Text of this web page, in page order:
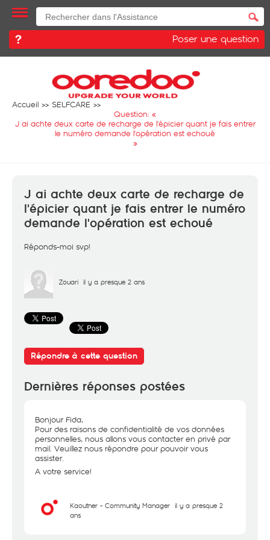
Poser une question
Accueil
SELFCARE
Question: «
J ai achte deux carte de recharge de l'épicier quant je fais entrer
le numéro demande l'opération est echoué
»
J ai achte deux carte de recharge de
l'épicier quant je fais entrer le numéro
demande l'opération est echoué
Réponds-moi svp!
Zouari il y a presque 2 ans
Répondre à cette question
Dernières réponses postées
Bonjour Fida,
Pour des raisons de confidentialité de vos données
personnelles, nous allons vous contacter en privé par
mail. Veuillez nous répondre pour pouvoir vous
assister.
A votre service!
Kaouther - Community Manager il y a presque 2
ans